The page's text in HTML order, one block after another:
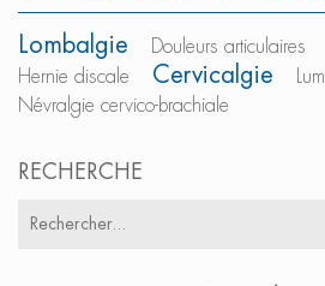
Lombalgie Douleurs articulaires
Hernie discale Cervicalgie
Névralgie cervico-brachiale
RECHERCHE
Résultats